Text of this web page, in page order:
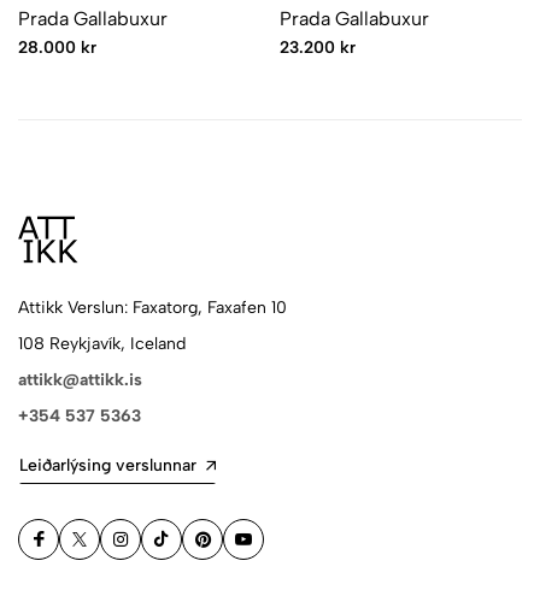
Prada Gallabuxur
28.000 kr
Prada Gallabuxur
23.200 kr
Attikk Verslun: Faxatorg, Faxafen 10
108 Reykjavík, Iceland
attikk@attikk.is
+354 537 5363
Leiðarlýsing verslunnar